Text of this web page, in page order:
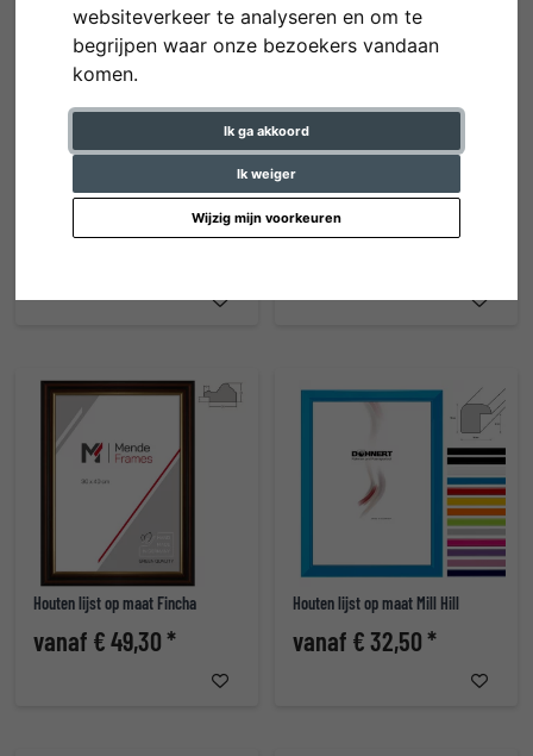
websiteverkeer te analyseren en om te
begrijpen waar onze bezoekers vandaan
komen.
Ik ga akkoord
Ik weiger
Wijzig mijn voorkeuren
Houten lijst op maat Macmac Houten lijst op maat Galet
Houten lijst op maat Fincha
vanaf € 49,30 *
Houten lijst op maat Mill Hill
vanaf € 32,50 *